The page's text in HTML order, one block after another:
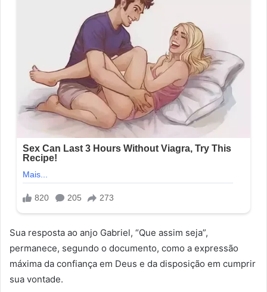
Sua resposta ao anjo Gabriel, “Que assim seja”,
permanece, segundo o documento, como a expressão
máxima da confiança em Deus e da disposição em cumprir
sua vontade.